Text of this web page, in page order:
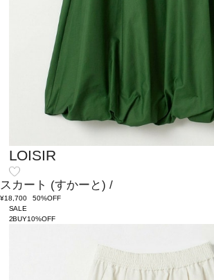
LOISIR
スカート (すかーと) /
¥18,700
50%OFF
SALE
2BUY10%OFF